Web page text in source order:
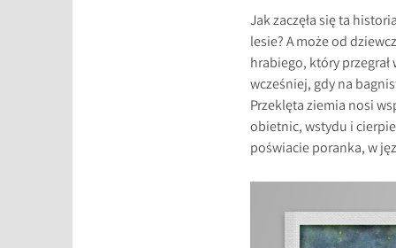
Jak zaczęła się ta
lesie? A może od
hrabiego, który przegrał
wcześniej, gdy na
Przeklęta ziemia nosi
obietnic, wstydu i
poświacie poranka, w